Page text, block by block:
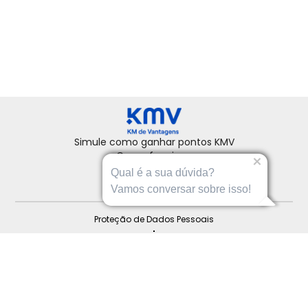
Simule como ganhar pontos KMV
Como funciona
Fale conosco
Proteção de Dados Pessoais
Qual é a sua dúvida?
Vamos conversar sobre isso!